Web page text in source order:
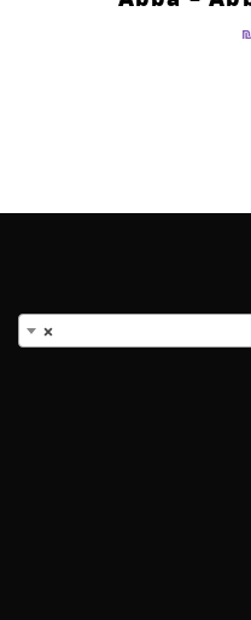
×